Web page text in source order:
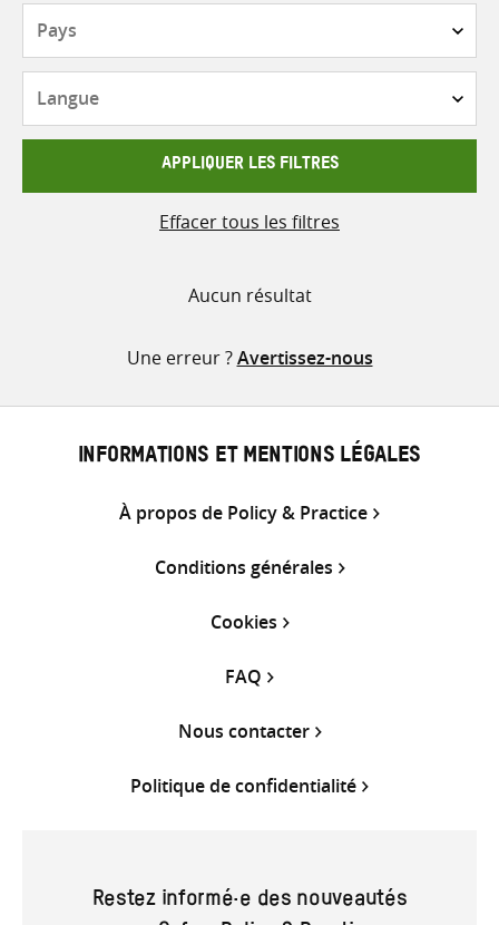
APPLIQUER LES FILTRES
Effacer tous les filtres
Aucun résultat
Une erreur ?Avertissez-nous
INFORMATIONS ET MENTIONS LÉGALES
À propos de Policy & Practice
Conditions générales
Cookies
FAQ
Nous contacter
Politique de confidentialité
Restez informé·e des nouveautés